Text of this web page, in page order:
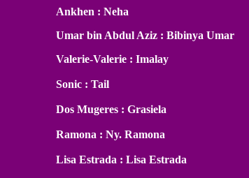
Ankhen : Neha
Umar bin Abdul Aziz : Bibinya Umar
Valerie-Valerie : Imalay
Sonic : Tail
Dos Mugeres : Grasiela
Ramona : Ny. Ramona
Lisa Estrada : Lisa Estrada